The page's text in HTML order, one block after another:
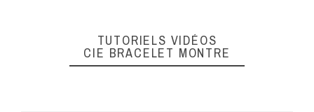
TUTORIELS VIDÉOS
CIE BRACELET MONTRE